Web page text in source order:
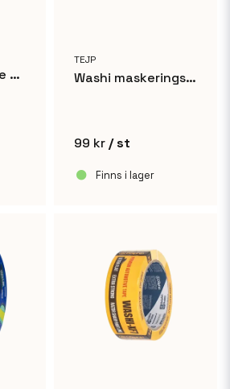
Dubbelhäftande universaltejp - 48mm
TEJP
Washi maskeringstejp för billackering - 18,8mm
99 kr / st
Finns i lager